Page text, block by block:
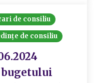
de consiliu
de consiliu